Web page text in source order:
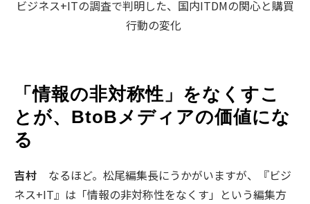
ビジネス+ITの調査で判明した、国内ITDMの関心と購買
行動の変化
「情報の非対称性」をなくすこ
とが、BtoBメディアの価値にな
る
吉村 なるほど。松尾編集長にうかがいますが、『ビジ
ネス+IT』は「情報の非対称性をなくす」という編集方